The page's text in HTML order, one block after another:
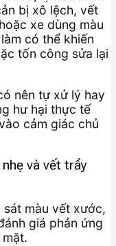
bị xô lệch, vết
xe dùng màu
có thể khiến
tốn công sửa lại
nên tự xử lý hay
hư hại thực tế
cảm giác chủ
và vết trầy
sát màu vết xước,
giá phản ứng